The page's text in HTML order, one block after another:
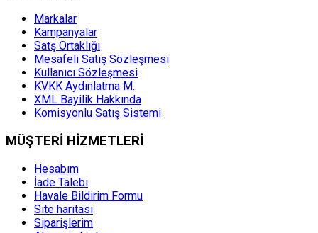
Markalar
Kampanyalar
Satş Ortaklığı
Mesafeli Satış Sözleşmesi
Kullanıcı Sözleşmesi
KVKK Aydınlatma M.
XML Bayilik Hakkında
Komisyonlu Satış Sistemi
MÜŞTERİ HİZMETLERİ
Hesabım
İade Talebi
Havale Bildirim Formu
Site haritası
Siparişlerim